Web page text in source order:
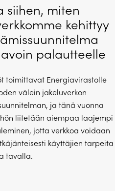
siihen, miten
kehittyy
palautteelle
toimittavat Energiavirastolle
välein jakeluverkon
ja tänä vuonna
liitetään aiempaa laajempi
jotta verkkoa voidaan
käyttäjien tarpeita
tavalla.